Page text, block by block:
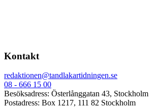
Kontakt
redaktionen@tandlakartidningen.se
08 - 666 15 00
Besöksadress: Österlånggatan 43, Stockholm
Postadress: Box 1217, 111 82 Stockholm